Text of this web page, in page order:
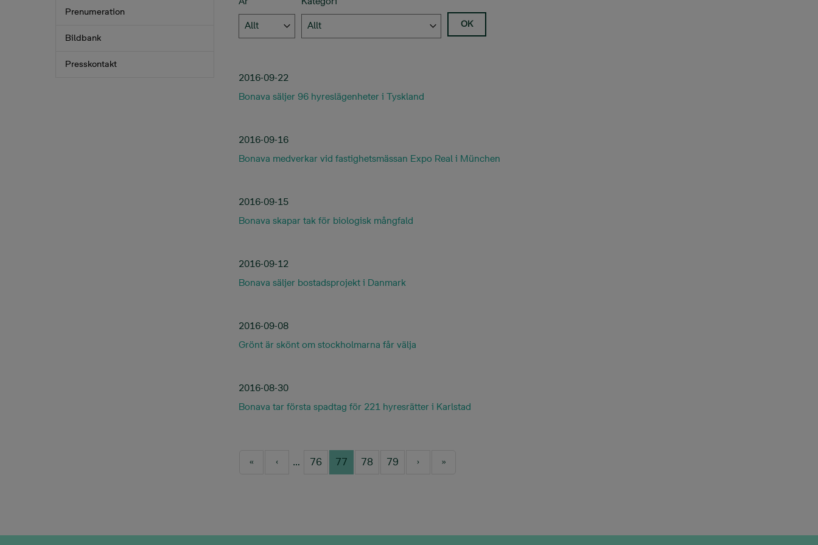
Prenumeration
Bildbank
Presskontakt
Allt Allt
2016-09-22
Bonava säljer 96 hyreslägenheter i Tyskland
2016-09-16
Bonava medverkar vid fastighetsmässan Expo Real i München
2016-09-15
Bonava skapar tak för biologisk mångfald
2016-09-12
Bonava säljer bostadsprojekt i Danmark
2016-09-08
Grönt är skönt om stockholmarna får välja
2016-08-30
Bonava tar första spadtag för 221 hyresrätter i Karlstad
First pagePrevious page
…
Page
76
Current page
77
Page
78
Page
79